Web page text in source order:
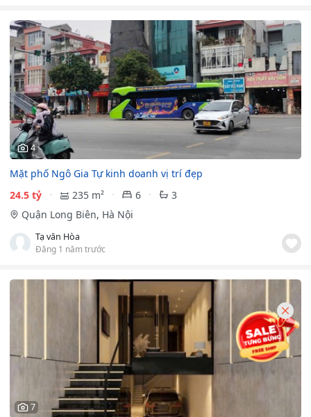
4
Mặt phố Ngô Gia Tự kinh doanh vị trí đẹp
24.5 tỷ
235 m² 6
3
Quận Long Biên, Hà Nội
Tạ văn Hòa
Đăng 1 năm trước
7